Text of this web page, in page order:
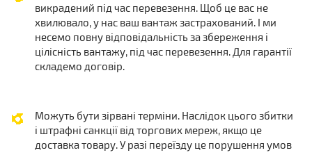
викрадений під час перевезення. Щоб це вас не
хвилювало, у нас ваш вантаж застрахований. І ми
несемо повну відповідальність за збереження і
цілісність вантажу, під час перевезення. Для гарантії
складемо договір.
Можуть бути зірвані терміни. Наслідок цього збитки
і штрафні санкції від торгових мереж, якщо це
доставка товару. У разі переїзду це порушення умов